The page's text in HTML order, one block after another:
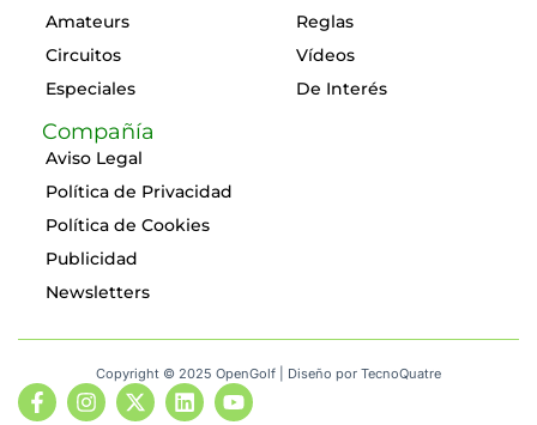
Amateurs
Circuitos
Especiales
Reglas
Vídeos
De Interés
Compañía
Aviso Legal
Política de Privacidad
Política de Cookies
Publicidad
Newsletters
Copyright © 2025 OpenGolf | Diseño por TecnoQuatre